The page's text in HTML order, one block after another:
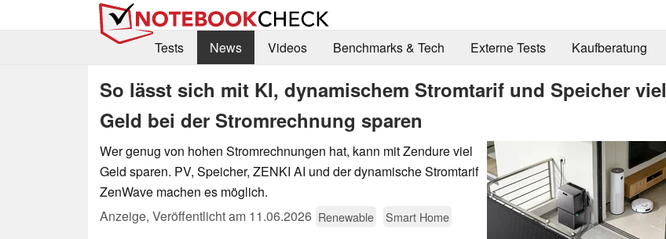
Tests
News Videos Benchmarks & Tech Externe Tests Kaufberatung
So lässt sich mit KI, dynamischem Stromtarif und Speicher viel
Geld bei der Stromrechnung sparen
Wer genug von hohen Stromrechnungen hat, kann mit Zendure viel
Geld sparen. PV, Speicher, ZENKI AI und der dynamische Stromtarif
ZenWave machen es möglich.
Anzeige, Veröffentlicht am 11.06.2026 Renewable Smart Home